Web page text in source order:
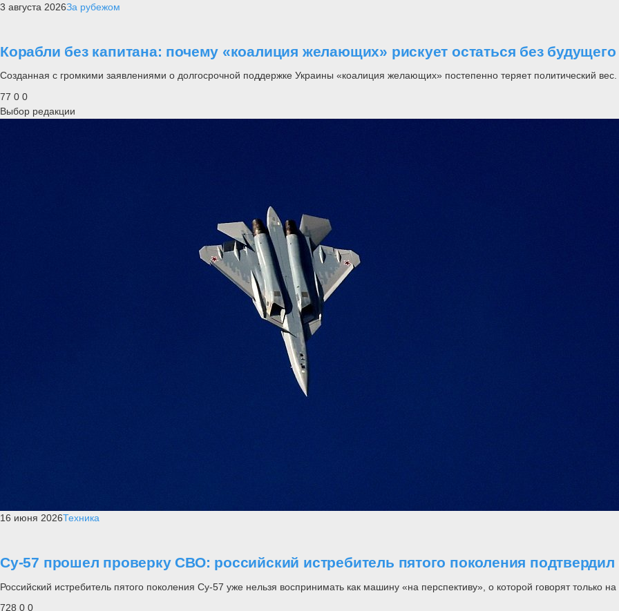
3 августа 2026За рубежом
Корабли без капитана: почему «коалиция желающих» рискует остаться без будущего
Созданная с громкими заявлениями о долгосрочной поддержке Украины «коалиция желающих» постепенно теряет политический вес.
77 0 0
Выбор редакции
16 июня 2026Техника
Су-57 прошел проверку СВО: российский истребитель пятого поколения подтвердил
Российский истребитель пятого поколения Су-57 уже нельзя воспринимать как машину «на перспективу», о которой говорят только
728 0 0